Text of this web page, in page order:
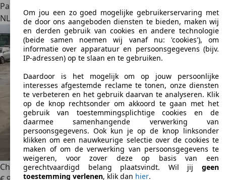
Particulier
NL 1121Landsmeer
Chevrolet Cruze1.6
Om jou een zo goed mogelijke gebruikerservaring met
de door ons aangeboden diensten te bieden, maken wij
en derden gebruik van cookies en andere technologie
(beide samen noemen wij vanaf nu: 'cookies'), om
informatie over apparatuur en persoonsgegevens (bijv.
IP-adressen) op te slaan en te gebruiken.
Daardoor is het mogelijk om op jouw persoonlijke
interesses afgestemde reclame te tonen, onze diensten
te verbeteren en het gebruik daarvan te analyseren. Klik
op de knop rechtsonder om akkoord te gaan met het
gebruik van toestemmingsplichtige cookies en de
daarmee samenhangende verwerking van
persoonsgegevens. Ook kun je op de knop linksonder
klikken om een nauwkeurige selectie over de cookies te
maken of om de verwerking van persoonsgegevens te
weigeren, voor zover deze op basis van een
gerechtvaardigd belang plaatsvindt. Wil jij geen
toestemming verlenen, klik dan hier.